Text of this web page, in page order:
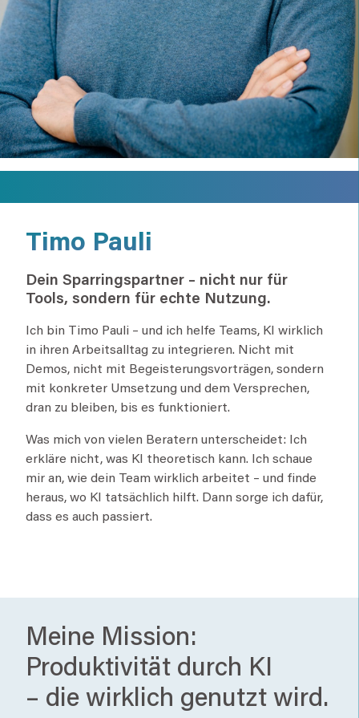
Timo Pauli
Dein Sparringspartner – nicht nur für
Tools, sondern für echte Nutzung.
Ich bin Timo Pauli – und ich helfe Teams, KI wirklich
in ihren Arbeitsalltag zu integrieren. Nicht mit
Demos, nicht mit Begeisterungsvorträgen, sondern
mit konkreter Umsetzung und dem Versprechen,
dran zu bleiben, bis es funktioniert.
Was mich von vielen Beratern unterscheidet: Ich
erkläre nicht, was KI theoretisch kann. Ich schaue
mir an, wie dein Team wirklich arbeitet – und finde
heraus, wo KI tatsächlich hilft. Dann sorge ich dafür,
dass es auch passiert.
Meine Mission:
Produktivität durch KI
– die wirklich genutzt wird.